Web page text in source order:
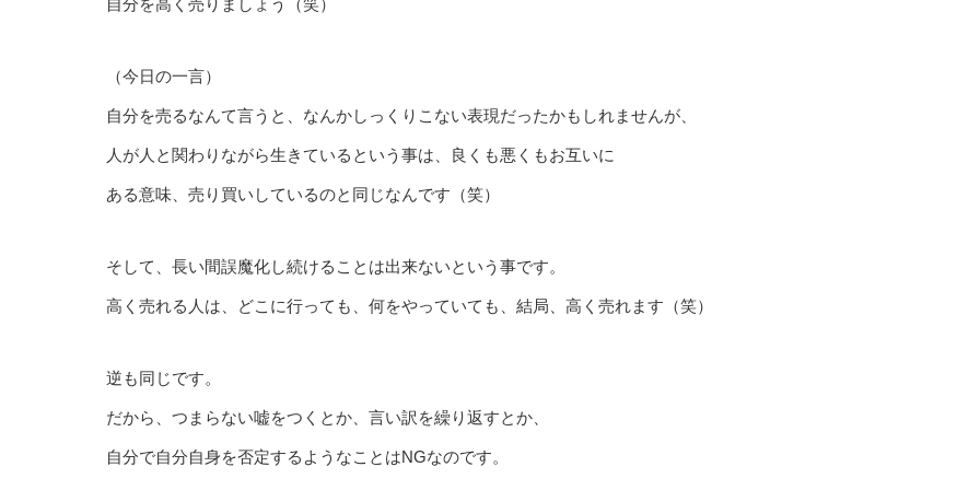
自分を高く売りましょう（笑）
（今日の一言）
自分を売るなんて言うと、なんかしっくりこない表現だったかもしれませんが、
人が人と関わりながら生きているという事は、良くも悪くもお互いに
ある意味、売り買いしているのと同じなんです（笑）
そして、長い間誤魔化し続けることは出来ないという事です。
高く売れる人は、どこに行っても、何をやっていても、結局、高く売れます（笑）
逆も同じです。
だから、つまらない嘘をつくとか、言い訳を繰り返すとか、
自分で自分自身を否定するようなことはNGなのです。